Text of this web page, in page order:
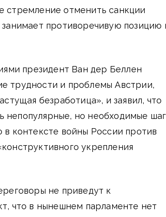
стремление отменить санкции
противоречивую позицию
президент Ван дер Беллен
трудности и проблемы Австрии,
безработица», и заявил, что
непопулярные, но необходимые
контексте войны России против
укрепления
не приведут к
что в нынешнем парламенте нет